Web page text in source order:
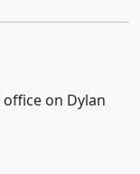
office on Dylan